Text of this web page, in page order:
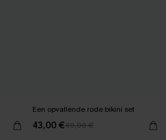
Een opvallende rode bikini set
43,00 €49,00 €
【AG18】2 met 10% korting